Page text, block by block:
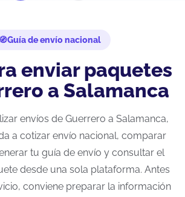
Guía de envío nacional
enviar paquetes
a Salamanca
envíos de Guerrero a Salamanca,
a cotizar envío nacional, comparar
tu guía de envío y consultar el
desde una sola plataforma. Antes
conviene preparar la información